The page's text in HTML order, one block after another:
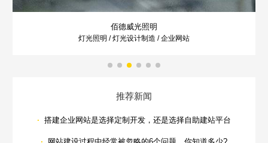
光照明 / 灯光设计制造 / 企业网站
推荐新闻
· 搭建企业网站是选择定制开发，还是选择自助建站平台